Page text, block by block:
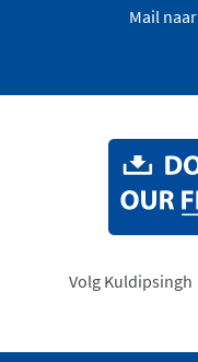
Mail naar
Volg Kuldipsingh